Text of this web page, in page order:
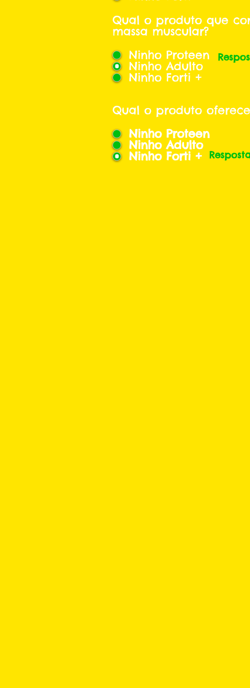
Qual o produto que
massa muscular?
Ninho Proteen
Ninho Adulto
Ninho Forti +
Qual o produto
Ninho Proteen
Ninho Adulto
Ninho Forti +